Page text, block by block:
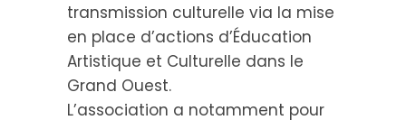
transmission culturelle via la mise
en place d’actions d’Éducation
Artistique et Culturelle dans le
Grand Ouest.
L’association a notamment pour